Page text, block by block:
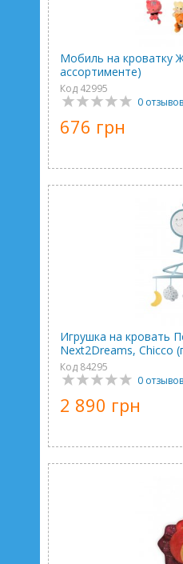
Мобиль на кроватку
ассортименте)
Код 42995
0 отзывов
676 грн
Игрушка на кровать
Next2Dreams, Chicco
Код 84295
0 отзывов
2 890 грн